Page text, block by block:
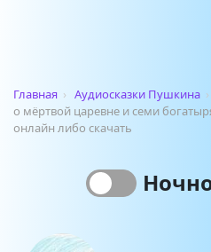
Главная › Аудиосказки Пушкина ›
о мёртвой царевне и семи
онлайн либо скачать